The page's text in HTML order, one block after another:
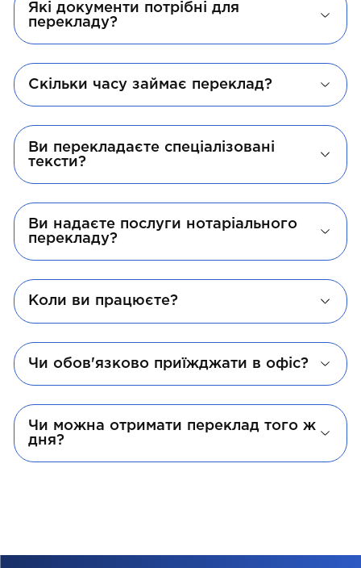
Які документи потрібні для
перекладу?
Скільки часу займає переклад?
Ви перекладаєте спеціалізовані
тексти?
Ви надаєте послуги нотаріального
перекладу?
Коли ви працюєте?
Чи обов'язково приїжджати в офіс?
Чи можна отримати переклад того ж
дня?